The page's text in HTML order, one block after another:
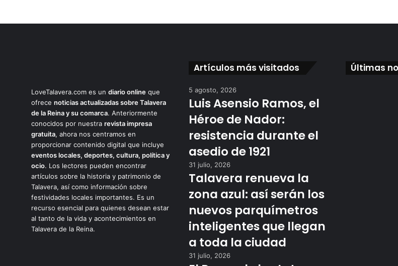
LoveTalavera.com es un diario online que
ofrece noticias actualizadas sobre Talavera
de la Reina y su comarca. Anteriormente
conocidos por nuestra revista impresa
gratuita, ahora nos centramos en
proporcionar contenido digital que incluye
eventos locales, deportes, cultura, política y
ocio. Los lectores pueden encontrar
artículos sobre la historia y patrimonio de
Talavera, así como información sobre
festividades locales importantes. Es un
recurso esencial para quienes desean estar
al tanto de la vida y acontecimientos en
Talavera de la Reina.
Artículos más visitados
5 agosto, 2026
Luis Asensio Ramos, el
Héroe de Nador:
resistencia durante el
asedio de 1921
31 julio, 2026
Talavera renueva la
zona azul: así serán los
nuevos parquímetros
inteligentes que llegan
a toda la ciudad
31 julio, 2026
Últimas